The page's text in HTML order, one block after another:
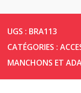
UGS : BRA113
CATÉGORIES :
MANCHONS ET